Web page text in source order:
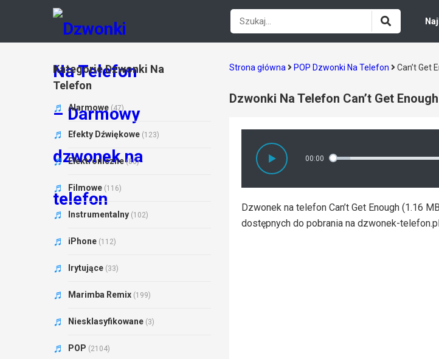
Strona główna POP Dzwonki Na Telefon Can’t Get
Dzwonki Na Telefon Can’t Get Enough
00:00
Dzwonek na telefon Can’t Get Enough (1.16
dostępnych do pobrania na dzwonek-
Kategorie Dzwonki Na
Telefon
Alarmowe (47)
Efekty Dźwiękowe (123)
Elektroniczne (86)
Filmowe (116)
Instrumentalny (102)
iPhone (112)
Irytujące (33)
Marimba Remix (199)
Niesklasyfikowane (3)
POP (2104)